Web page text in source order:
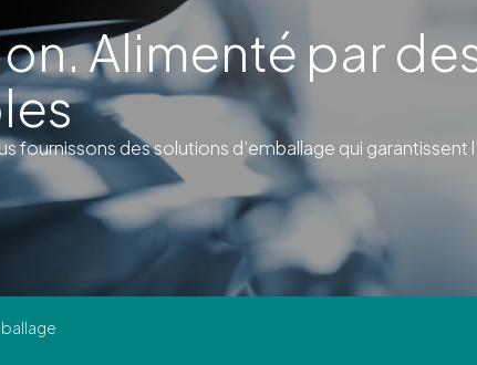
Alimenté par
des solutions d’emballage qui